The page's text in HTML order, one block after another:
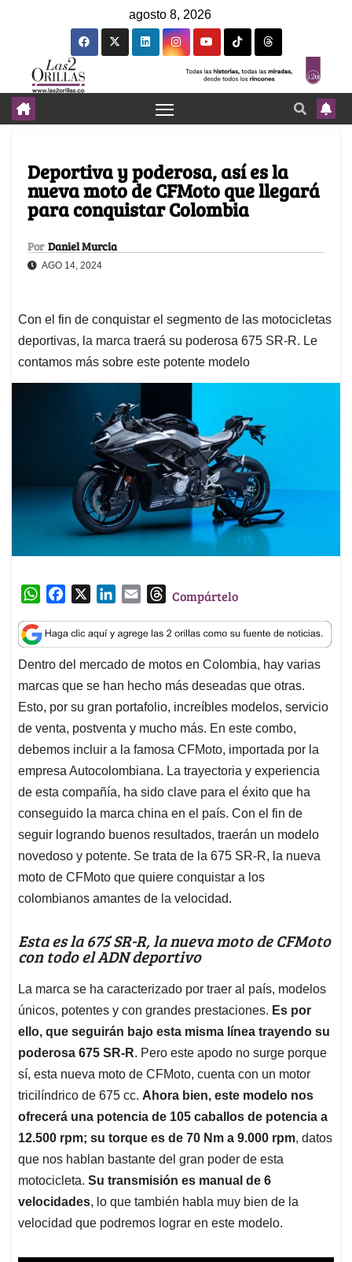
agosto 8, 2026
Deportiva y poderosa, así es la
nueva moto de CFMoto que llegará
para conquistar Colombia
Por Daniel Murcia
AGO 14, 2024
Con el fin de conquistar el segmento de las motocicletas
deportivas, la marca traerá su poderosa 675 SR-R. Le
contamos más sobre este potente modelo
W
a
t
s
A
p
p
c
e
b
o
o
n
k
e
d
I
n
a
i
l
T
r
e
a
d
s
Compártelo
Dentro del mercado de motos en Colombia, hay varias
marcas que se han hecho más deseadas que otras.
Esto, por su gran portafolio, increíbles modelos, servicio
de venta, postventa y mucho más. En este combo,
debemos incluir a la famosa CFMoto, importada por la
empresa Autocolombiana. La trayectoria y experiencia
de esta compañía, ha sido clave para el éxito que ha
conseguido la marca china en el país. Con el fin de
seguir logrando buenos resultados, traerán un modelo
novedoso y potente. Se trata de la 675 SR-R, la nueva
moto de CFMoto que quiere conquistar a los
colombianos amantes de la velocidad.
Esta es la 675 SR-R, la nueva moto de CFMoto
con todo el ADN deportivo
La marca se ha caracterizado por traer al país, modelos
únicos, potentes y con grandes prestaciones. Es por
ello, que seguirán bajo esta misma línea trayendo su
poderosa 675 SR-R. Pero este apodo no surge porque
sí, esta nueva moto de CFMoto, cuenta con un motor
tricilíndrico de 675 cc. Ahora bien, este modelo nos
ofrecerá una potencia de 105 caballos de potencia a
12.500 rpm; su torque es de 70 Nm a 9.000 rpm, datos
que nos hablan bastante del gran poder de esta
motocicleta. Su transmisión es manual de 6
velocidades, lo que también habla muy bien de la
velocidad que podremos lograr en este modelo.